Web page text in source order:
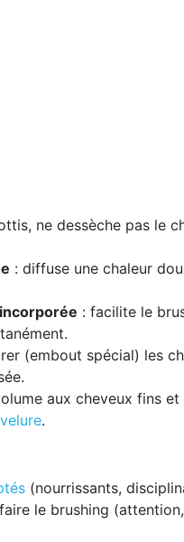
ne dessèche pas le
: diffuse une chaleur
: facilite le
(embout spécial) les
aux cheveux fins
.
(nourrissants,
le brushing